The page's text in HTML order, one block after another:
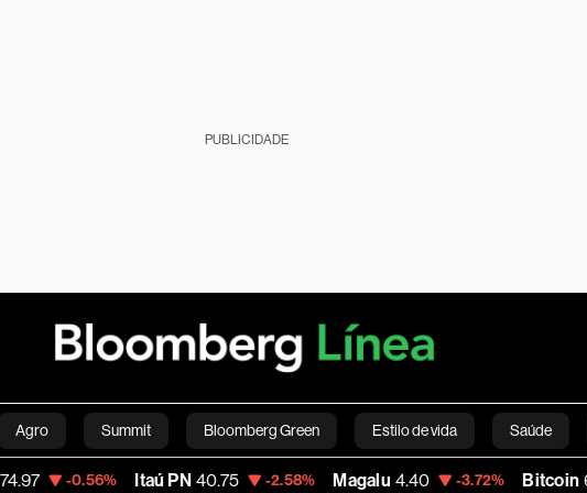
PUBLICIDADE
Agro Summit Bloomberg Green Estilo de vida Saúde
pessoais Viagens Internacional Brasil Startups
-0.56% Itaú PN 40.75 -2.58% Magalu 4.40 -3.72% Bitcoin 64,976.57